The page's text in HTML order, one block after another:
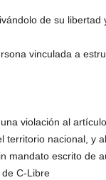
de su
vinculada a
violación al
territorio nacional, y
mandato escrito de
C-Libre